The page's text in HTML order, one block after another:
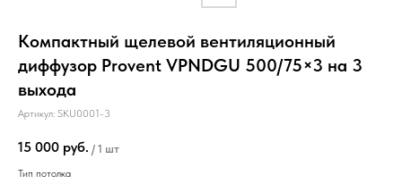
Компактный щелевой вентиляционный
диффузор Provent VPNDGU 500/75×3 на 3
выхода
Артикул: SKU0001-3
15 000 руб. / 1 шт
Тип потолка